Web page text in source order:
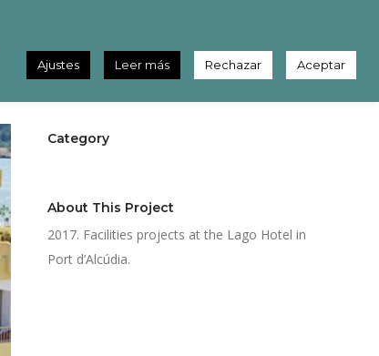
Category
About This Project
2017. Facilities projects at the Lago Hotel in
Port d’Alcúdia.
Ajustes Leer más Rechazar Aceptar